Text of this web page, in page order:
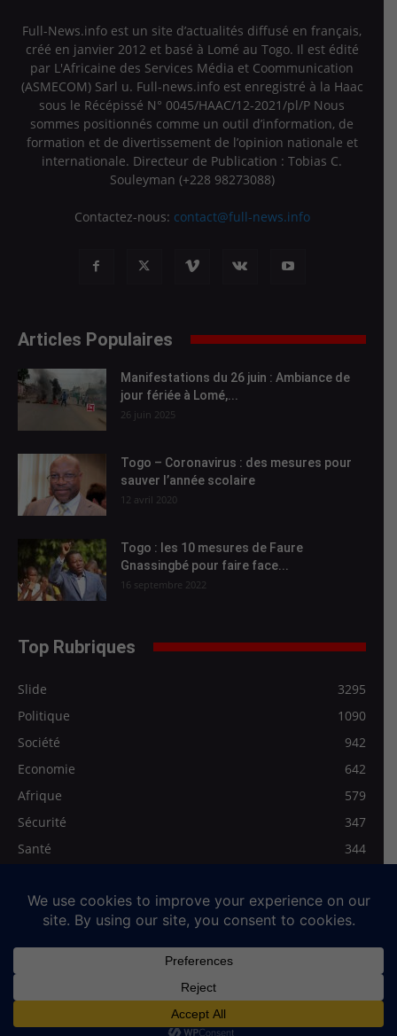
Full-News.info est un site d’actualités diffusé en français,
créé en janvier 2012 et basé à Lomé au Togo. Il est édité
par L'Africaine des Services Média et Coommunication
(ASMECOM) Sarl u. Full-news.info est enregistré à la Haac
sous le Récépissé N° 0045/HAAC/12-2021/pl/P Nous
sommes positionnés comme un outil d’information, de
formation et de divertissement de l’opinion nationale et
internationale. Directeur de Publication : Tobias C.
Souleyman (+228 98273088)
Contactez-nous: contact@full-news.info
Articles Populaires
Manifestations du 26 juin : Ambiance de
jour fériée à Lomé,...
26 juin 2025
Togo – Coronavirus : des mesures pour
sauver l’année scolaire
12 avril 2020
Togo : les 10 mesures de Faure
Gnassingbé pour faire face...
16 septembre 2022
Top Rubriques
Slide
3295
Politique
1090
Société
942
Economie
642
Afrique
579
Sécurité
347
Santé
344
Médias>Vidéo
272
© Full-News, tous droits réservés. Siège de la Rédaction : 2,Rue Kadja
Anani Santos. Lomé-Togo